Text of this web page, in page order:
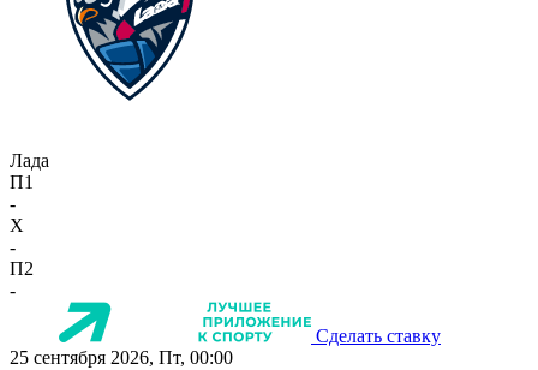
Лада
П1
-
X
-
П2
-
Сделать ставку
25 сентября 2026, Пт, 00:00